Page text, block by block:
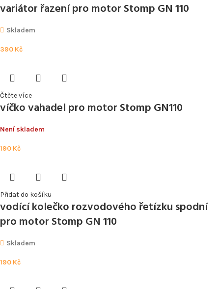
variátor řazení pro motor Stomp GN 110
Skladem
390 Kč
Čtěte více
víčko vahadel pro motor Stomp GN110
Není skladem
190 Kč
Přidat do košíku
vodící kolečko rozvodového řetízku spodní
pro motor Stomp GN 110
Skladem
190 Kč